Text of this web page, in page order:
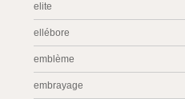
elite
ellébore
emblème
embrayage